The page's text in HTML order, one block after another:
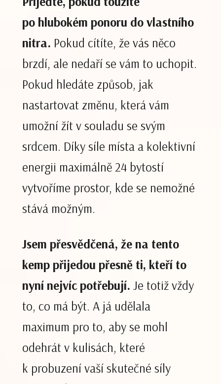
po hlubokém ponoru do vlastního
nitra. Pokud cítíte, že vás něco
brzdí, ale nedaří se vám to uchopit.
Pokud hledáte způsob, jak
nastartovat změnu, která vám
umožní žít v souladu se svým
srdcem. Díky síle místa a kolektivní
energii maximálně 24 bytostí
vytvoříme prostor, kde se nemožné
stává možným.
Jsem přesvědčená, že na tento
kemp přijedou přesně ti, kteří to
nyní nejvíc potřebují. Je totiž vždy
to, co má být. A já udělala
maximum pro to, aby se mohl
odehrát v kulisách, které
k probuzení vaší skutečné síly